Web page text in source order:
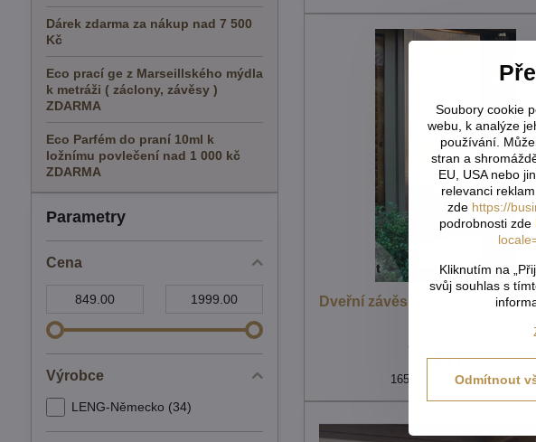
Dveřní závěs z PVC
cca 2-4 týdny
1999 Kč
1652,07 Kč bez DPH
Parametry
Cena
Výrobce
LENG-Německo (34)
Dárek zdarma za nákup nad 7 500
Kč
Eco prací ge z Marseillského mýdla
k metráži ( záclony, závěsy )
ZDARMA
Eco Parfém do praní 10ml k
ložnímu povlečení nad 1 000 kč
ZDARMA
Soubory cookie
webu, k analýze
používání.
stran a
EU, USA nebo
relevanci
zde https://
podrobnosti zde
Kliknutím na
svůj souhlas s
Odmítnout